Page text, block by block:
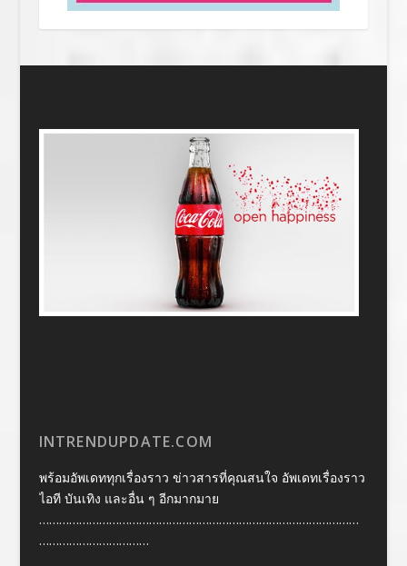
INTRENDUPDATE.COM
พร้อมอัพเดททุกเรื่องราว ข่าวสารที่คุณสนใจ อัพเดทเรื่องราว
ไอที บันเทิง และอื่น ๆ อีกมากมาย
……………………………………………………………………………………
……………………………